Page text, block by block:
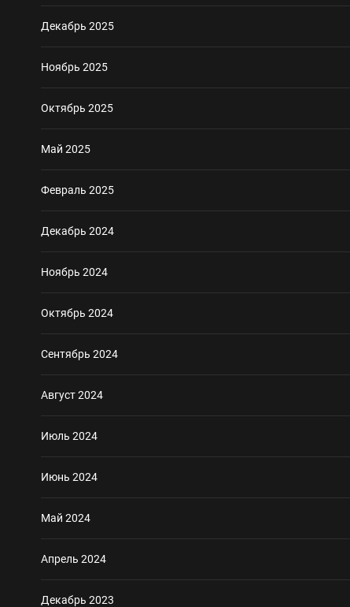
Декабрь 2025
Ноябрь 2025
Октябрь 2025
Май 2025
Февраль 2025
Декабрь 2024
Ноябрь 2024
Октябрь 2024
Сентябрь 2024
Август 2024
Июль 2024
Июнь 2024
Май 2024
Апрель 2024
Декабрь 2023